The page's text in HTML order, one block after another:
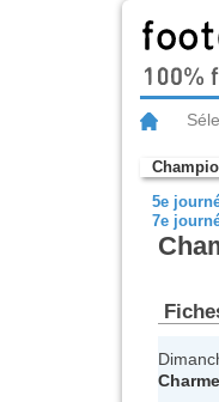
5e
7e